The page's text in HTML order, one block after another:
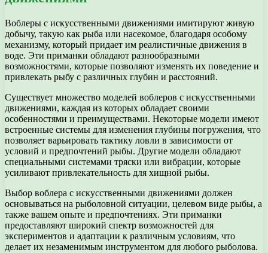
Воблеры с искусственными движениями имитируют живую
добычу, такую как рыба или насекомое, благодаря особому
механизму, который придает им реалистичные движения в
воде. Эти приманки обладают разнообразными
возможностями, которые позволяют изменять их поведение и
привлекать рыбу с различных глубин и расстояний.
Существует множество моделей воблеров с искусственными
движениями, каждая из которых обладает своими
особенностями и преимуществами. Некоторые модели имеют
встроенные системы для изменения глубины погружения, что
позволяет варьировать тактику ловли в зависимости от
условий и предпочтений рыбы. Другие модели обладают
специальными системами тряски или вибрации, которые
усиливают привлекательность для хищной рыбы.
Выбор воблера с искусственными движениями должен
основываться на рыболовной ситуации, целевом виде рыбы, а
также вашем опыте и предпочтениях. Эти приманки
предоставляют широкий спектр возможностей для
экспериментов и адаптации к различным условиям, что
делает их незаменимым инструментом для любого рыболова.